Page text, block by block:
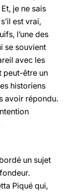
je ne sais
est vrai,
l’une des
se souvient
avec les
peut-être un
historiens
avoir répondu.
un sujet
Piqué qui,